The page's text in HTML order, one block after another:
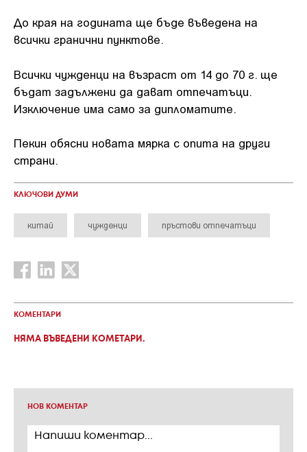
До края на годината ще бъде въведена на
всички гранични пунктове.
Всички чужденци на възраст от 14 до 70 г. ще
бъдат задължени да дават отпечатъци.
Изключение има само за дипломатите.
Пекин обясни новата мярка с опита на други
страни.
КЛЮЧОВИ ДУМИ
китай чужденци пръстови отпечатъци
КОМЕНТАРИ
НЯМА ВЪВЕДЕНИ КОМЕТАРИ.
НОВ КОМЕНТАР